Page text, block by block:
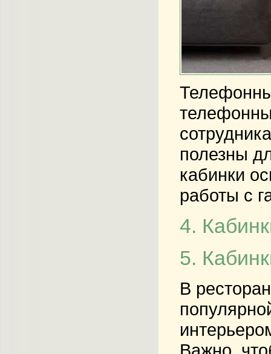
полезны
кабинки
работы с
4.
5.
В
Важно,